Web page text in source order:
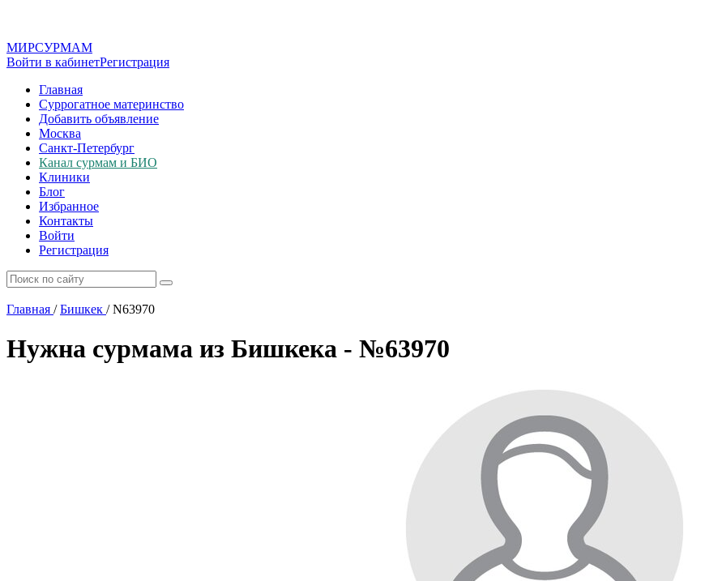
МИРСУРМАМ
Войти в кабинетРегистрация
Главная
Суррогатное материнство
Добавить объявление
Москва
Санкт-Петербург
Канал сурмам и БИО
Клиники
Блог
Избранное
Контакты
Войти
Регистрация
Главная / Бишкек /N63970
Нужна сурмама из Бишкека - №63970